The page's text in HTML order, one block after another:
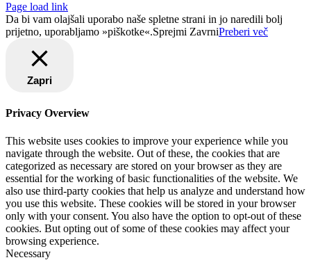
Page load link
Da bi vam olajšali uporabo naše spletne strani in jo naredili bolj
prijetno, uporabljamo »piškotke«.Sprejmi ZavrniPreberi več
Zapri
Privacy Overview
This website uses cookies to improve your experience while you
navigate through the website. Out of these, the cookies that are
categorized as necessary are stored on your browser as they are
essential for the working of basic functionalities of the website. We
also use third-party cookies that help us analyze and understand how
you use this website. These cookies will be stored in your browser
only with your consent. You also have the option to opt-out of these
cookies. But opting out of some of these cookies may affect your
browsing experience.
Necessary